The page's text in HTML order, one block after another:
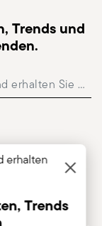
Trends und
mit
ich den Newsletter
erhalten
Trends